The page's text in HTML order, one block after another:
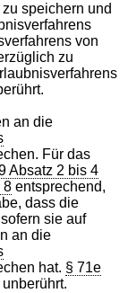
speichern und
von
zu
an die
Für das
Absatz 2 bis 4
8 entsprechend,
dass die
sie auf
an die
hat. § 71e